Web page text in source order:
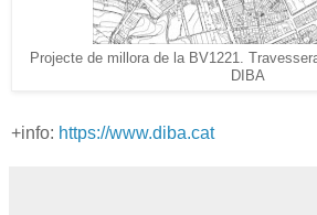
Projecte de millora de la BV1221.
DIBA
+info: https://www.diba.cat